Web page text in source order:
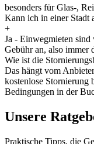
besonders für Glas-,
Kann ich in einer Stadt
+
Ja - Einwegmieten
Gebühr an, also immer
Wie ist die
Das hängt vom
kostenlose Stornierung
Bedingungen in der
Unsere
Praktische Tipps, die